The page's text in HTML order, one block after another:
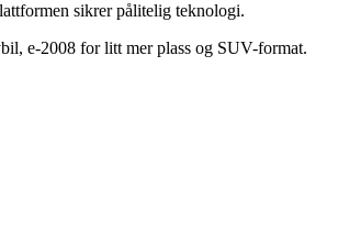
sikrer pålitelig teknologi.
e-2008 for litt mer plass og SUV-format.